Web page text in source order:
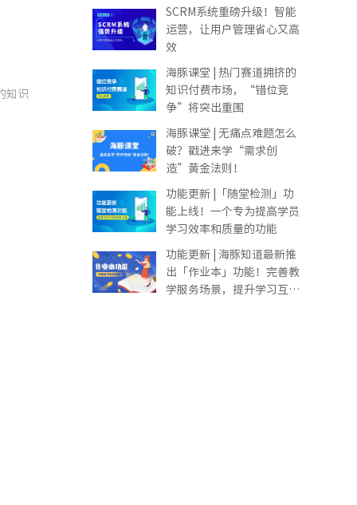
知识
SCRM系统重磅升级！智能
运营，让用户管理省心又高
效
海豚课堂 | 热门赛道拥挤的
知识付费市场，“错位竞
争”将突出重围
海豚课堂 | 无痛点难题怎么
破？戳进来学“需求创
造”黄金法则！
功能更新 |「随堂检测」功
能上线！一个专为提高学员
学习效率和质量的功能
功能更新 | 海豚知道最新推
出「作业本」功能！完善教
学服务场景，提升学习互动